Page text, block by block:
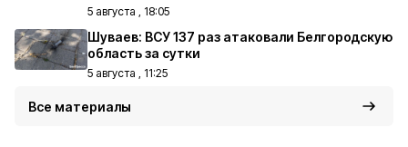
5 августа , 18:05
Шуваев: ВСУ 137 раз атаковали Белгородскую
область за сутки
5 августа , 11:25
Все материалы